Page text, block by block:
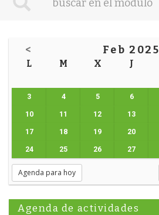
< Feb 2025
L M X J
3 4 5 6
10 11 12 13
17 18 19 20
24 25 26 27
Agenda para hoy
Agenda de actividades